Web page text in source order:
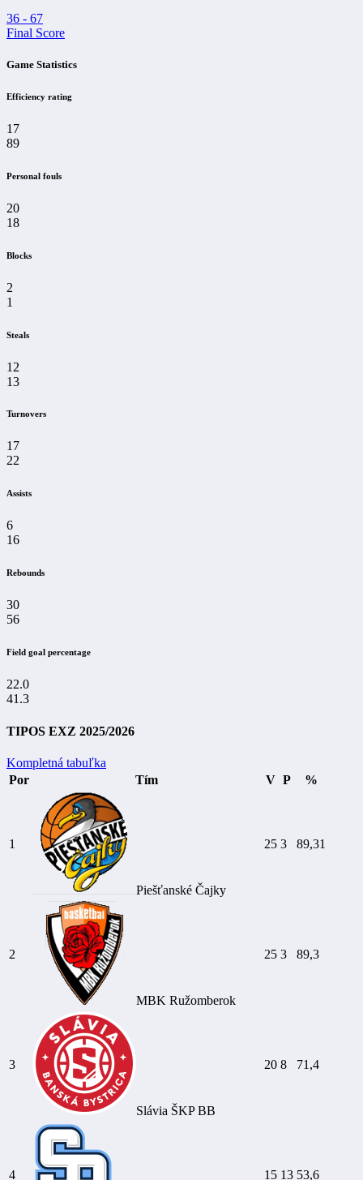
36 - 67
Final Score
Game Statistics
Efficiency rating
17
89
Personal fouls
20
18
Blocks
2
1
Steals
12
13
Turnovers
17
22
Assists
6
16
Rebounds
30
56
Field goal percentage
22.0
41.3
TIPOS EXZ 2025/2026
Kompletná tabuľka
Por
Tím V P %
1
Piešťanské Čajky
25 3 89,31
2
MBK Ružomberok
25 3 89,3
3
Slávia ŠKP BB
20 8 71,4
4 15 13 53,6